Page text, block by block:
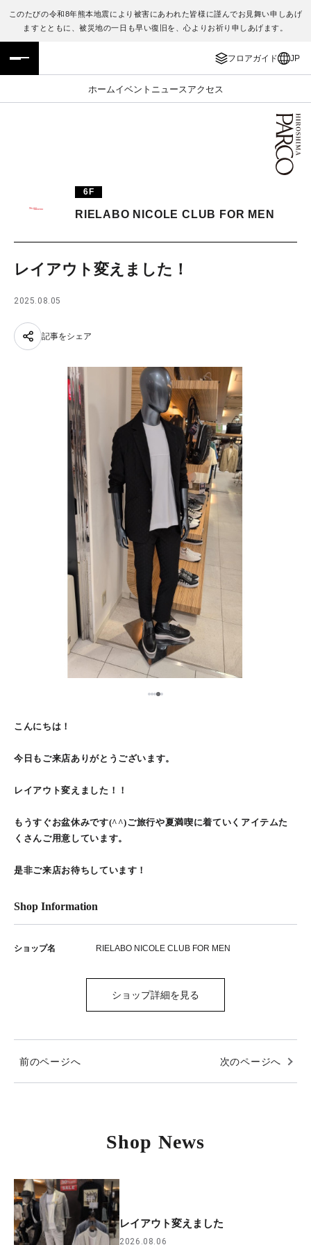
このたびの令和8年熊本地震により被害にあわれた皆様に謹んでお見舞い申しあげ
ますとともに、被災地の一日も早い復旧を、心よりお祈り申しあげます。
フロアガイド JP
ホームイベント ニュース アクセス
フロアガイド
施設案内・アクセス
TAX FREE
ENGLISH
繁体字
日本語
6F
RIELABO NICOLE CLUB FOR MEN
レイアウト変えました！
2025.08.05
記事をシェア
1234
こんにちは！
今日もご来店ありがとうございます。
レイアウト変えました！！
もうすぐお盆休みです(^^)ご旅行や夏満喫に着ていくアイテムた
くさんご用意しています。
是非ご来店お待ちしています！
Shop Information
ショップ名 RIELABO NICOLE CLUB FOR MEN
ショップ詳細を見る
前のページへ 次のページへ
Shop News
レイアウト変えました
2026.08.06